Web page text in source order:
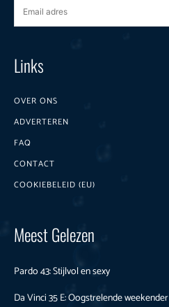
Links
OVER ONS
ADVERTEREN
FAQ
CONTACT
COOKIEBELEID (EU)
Meest Gelezen
Pardo 43: Stijlvol en sexy
Da Vinci 35 E: Oogstrelende weekender